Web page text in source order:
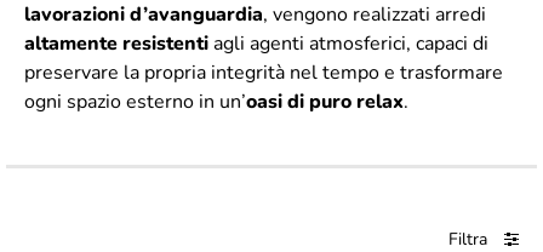
lavorazioni d’avanguardia, vengono realizzati arredi
altamente resistentiagli agenti atmosferici, capaci di
preservare la propria integrità nel tempo e trasformare
ogni spazio esterno in un’oasi di puro relax.
Filtra